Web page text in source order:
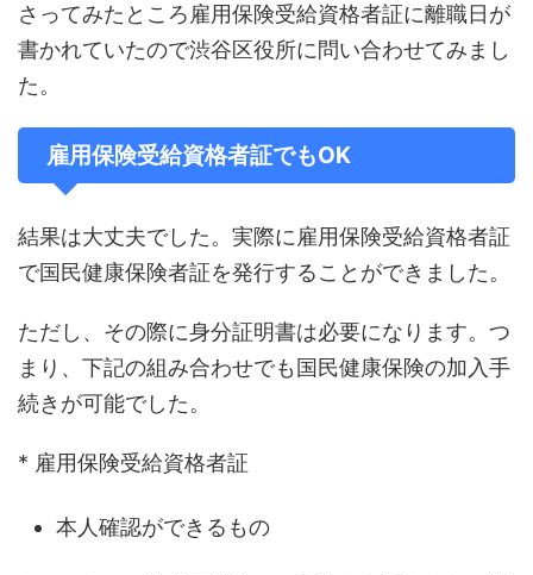
さってみたところ雇用保険受給資格者証に離職日が
書かれていたので渋谷区役所に問い合わせてみまし
た。
雇用保険受給資格者証でもOK
結果は大丈夫でした。実際に雇用保険受給資格者証
で国民健康保険者証を発行することができました。
ただし、その際に身分証明書は必要になります。つ
まり、下記の組み合わせでも国民健康保険の加入手
続きが可能でした。
* 雇用保険受給資格者証
本人確認ができるもの